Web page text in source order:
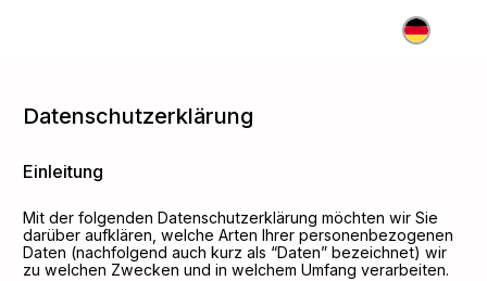
DE
Datenschutzerklärung
Einleitung
Mit der folgenden Datenschutzerklärung möchten wir Sie
darüber aufklären, welche Arten Ihrer personenbezogenen
Daten (nachfolgend auch kurz als “Daten” bezeichnet) wir
zu welchen Zwecken und in welchem Umfang verarbeiten.